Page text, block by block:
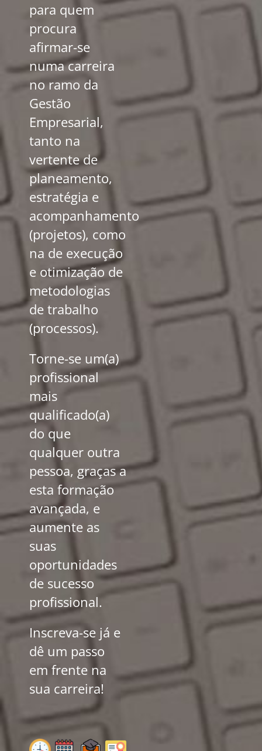
para quem
procura
afirmar-se
numa carreira
no ramo da
Gestão
Empresarial,
tanto na
vertente de
planeamento,
estratégia e
acompanhamento
(projetos), como
na de execução
e otimização de
metodologias
de trabalho
(processos).
Torne-se um(a)
profissional
mais
qualificado(a)
do que
qualquer outra
pessoa, graças a
esta formação
avançada, e
aumente as
suas
oportunidades
de sucesso
profissional.
Inscreva-se já e
dê um passo
em frente na
sua carreira!